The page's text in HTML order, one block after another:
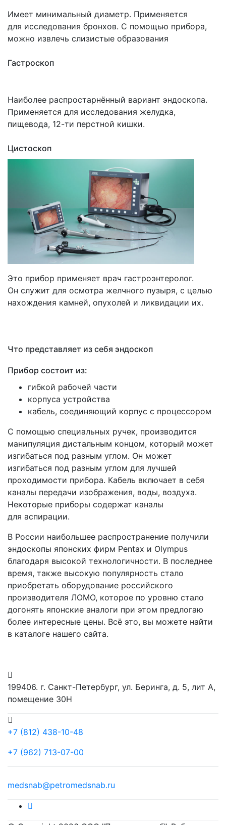
Имеет минимальный диаметр. Применяется
для исследования бронхов. С помощью прибора,
можно извлечь слизистые образования
Гастроскоп
Наиболее распростарнённый вариант эндоскопа.
Применяется для исследования желудка,
пищевода, 12-ти перстной кишки.
Цистоскоп
Это прибор применяет врач гастроэнтеролог.
Он служит для осмотра желчного пузыря, с целью
нахождения камней, опухолей и ликвидации их.
Что представляет из себя эндоскоп
Прибор состоит из:
гибкой рабочей части
корпуса устройства
кабель, соединяющий корпус с процессором
С помощью специальных ручек, производится
манипуляция дистальным концом, который может
изгибаться под разным углом. Он может
изгибаться под разным углом для лучшей
проходимости прибора. Кабель включает в себя
каналы передачи изображения, воды, воздуха.
Некоторые приборы содержат каналы
для аспирации.
В России наибольшее распространение получили
эндоскопы японских фирм Pentax и Olympus
благодаря высокой технологичности. В последнее
время, также высокую популярность стало
приобретать оборудование российского
производителя ЛОМО, которое по уровню стало
догонять японские аналоги при этом предлогаю
более интересные цены. Всё это, вы можете найти
в каталоге нашего сайта.
199406. г. Санкт-Петербург, ул. Беринга, д. 5, лит А,
помещение 30Н
+7 (812) 438-10-48
+7 (962) 713-07-00
medsnab@petromedsnab.ru